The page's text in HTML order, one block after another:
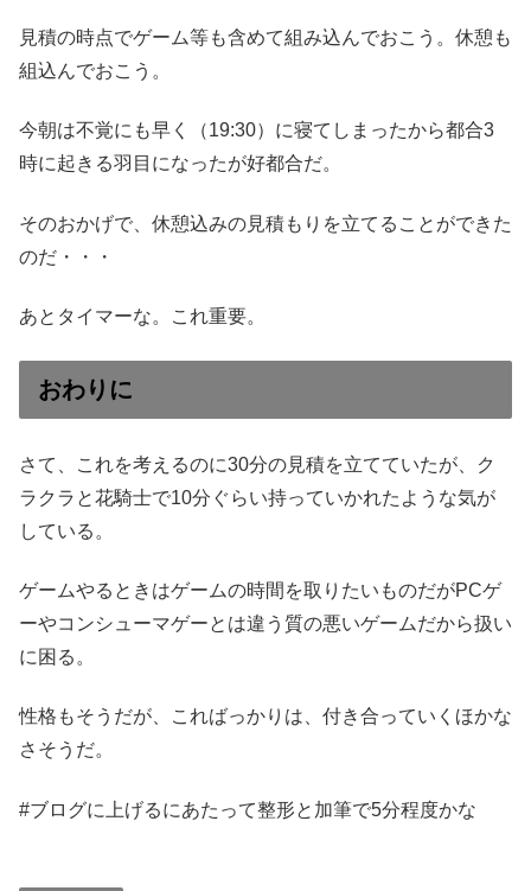
見積の時点でゲーム等も含めて組み込んでおこう。休憩も
組込んでおこう。
今朝は不覚にも早く（19:30）に寝てしまったから都合3
時に起きる羽目になったが好都合だ。
そのおかげで、休憩込みの見積もりを立てることができた
のだ・・・
あとタイマーな。これ重要。
おわりに
さて、これを考えるのに30分の見積を立てていたが、ク
ラクラと花騎士で10分ぐらい持っていかれたような気が
している。
ゲームやるときはゲームの時間を取りたいものだがPCゲ
ーやコンシューマゲーとは違う質の悪いゲームだから扱い
に困る。
性格もそうだが、こればっかりは、付き合っていくほかな
さそうだ。
#ブログに上げるにあたって整形と加筆で5分程度かな